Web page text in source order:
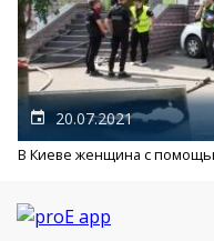
20.07.2021
В Киеве женщина с